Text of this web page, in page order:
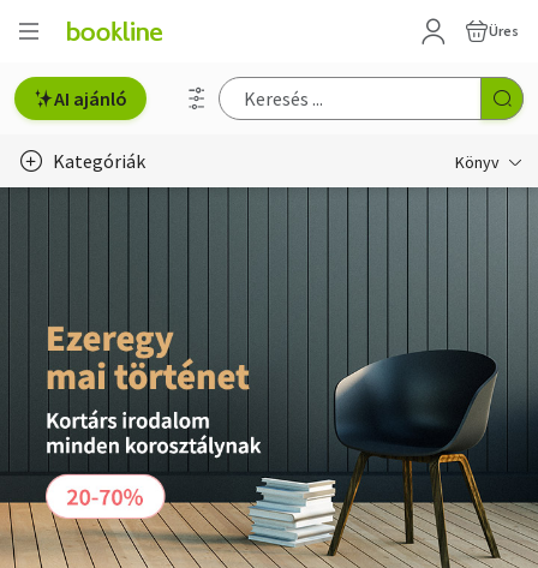
Üres
AI ajánló
Kategóriák Könyv
Gyermek- és ifjúsági
Hobbi, szabadidő
Irodalom
Művészet
Szakkönyv